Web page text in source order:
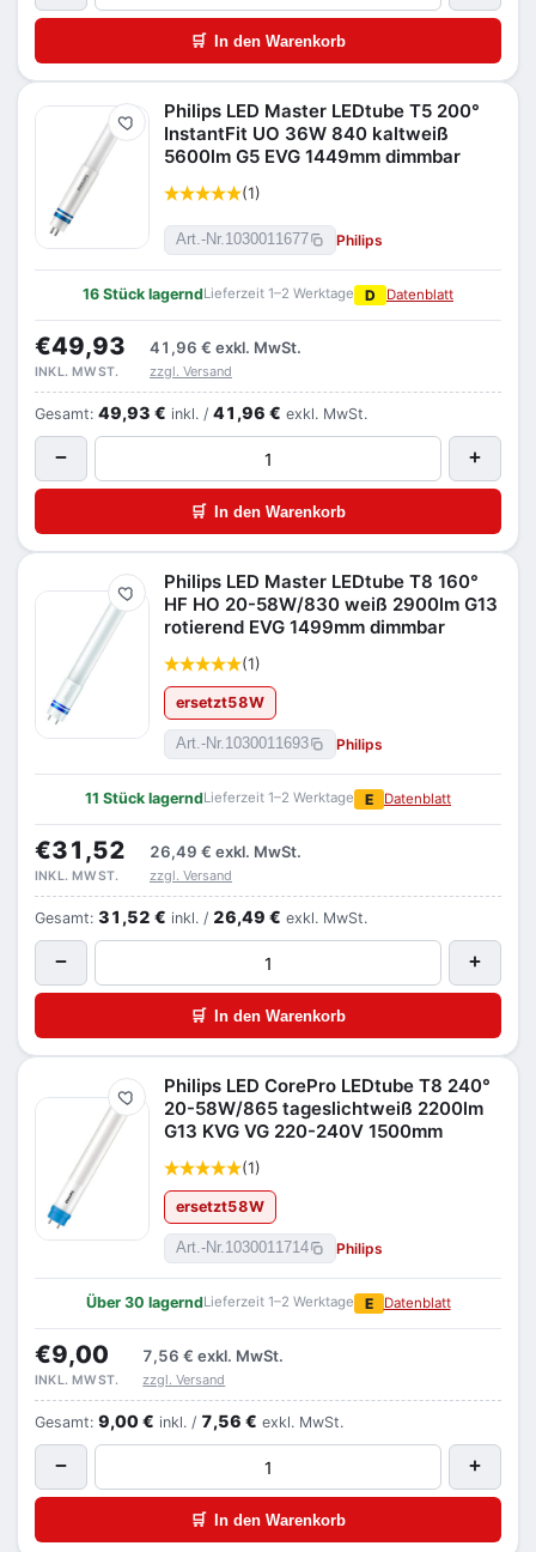
🛒 In den Warenkorb
Merken
Philips LED Master LEDtube T5 200°
InstantFit UO 36W 840 kaltweiß
5600lm G5 EVG 1449mm dimmbar
(1)
Art.-Nr.1030011677 Philips
16 Stück lagerndLieferzeit 1–2 Werktage D Datenblatt
€49,93 41,96 € exkl. MwSt.
INKL. MWST. zzgl. Versand
Gesamt: 49,93 € inkl. / 41,96 € exkl. MwSt.
− +
🛒 In den Warenkorb
Merken
Philips LED Master LEDtube T8 160°
HF HO 20-58W/830 weiß 2900lm G13
rotierend EVG 1499mm dimmbar
(1)
ersetzt58W
Art.-Nr.1030011693 Philips
11 Stück lagerndLieferzeit 1–2 Werktage E Datenblatt
€31,52 26,49 € exkl. MwSt.
INKL. MWST. zzgl. Versand
Gesamt: 31,52 € inkl. / 26,49 € exkl. MwSt.
− +
🛒 In den Warenkorb
Merken
Philips LED CorePro LEDtube T8 240°
20-58W/865 tageslichtweiß 2200lm
G13 KVG VG 220-240V 1500mm
(1)
ersetzt58W
Art.-Nr.1030011714 Philips
Über 30 lagerndLieferzeit 1–2 Werktage E Datenblatt
€9,00 7,56 € exkl. MwSt.
INKL. MWST. zzgl. Versand
Gesamt: 9,00 € inkl. / 7,56 € exkl. MwSt.
− +
🛒 In den Warenkorb